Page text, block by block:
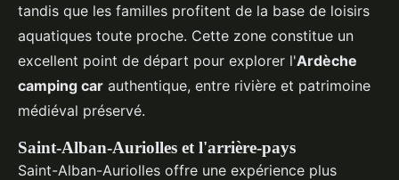
tandis que les familles profitent de la base de loisirs
aquatiques toute proche. Cette zone constitue un
excellent point de départ pour explorer l'Ardèche
camping car authentique, entre rivière et patrimoine
médiéval préservé.
Saint-Alban-Auriolles et l'arrière-pays
Saint-Alban-Auriolles offre une expérience plus